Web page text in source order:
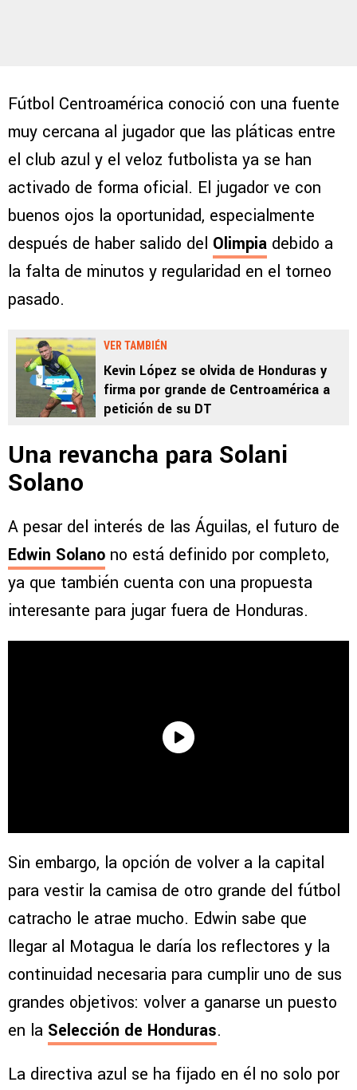
Fútbol Centroamérica conoció con una fuente
muy cercana al jugador que las pláticas entre
el club azul y el veloz futbolista ya se han
activado de forma oficial. El jugador ve con
buenos ojos la oportunidad, especialmente
después de haber salido del Olimpia debido a
la falta de minutos y regularidad en el torneo
pasado.
VER TAMBIÉN
Kevin López se olvida de Honduras y
firma por grande de Centroamérica a
petición de su DT
Una revancha para Solani
Solano
A pesar del interés de las Águilas, el futuro de
Edwin Solano no está definido por completo,
ya que también cuenta con una propuesta
interesante para jugar fuera de Honduras.
Sin embargo, la opción de volver a la capital
para vestir la camisa de otro grande del fútbol
catracho le atrae mucho. Edwin sabe que
llegar al Motagua le daría los reflectores y la
continuidad necesaria para cumplir uno de sus
grandes objetivos: volver a ganarse un puesto
en la Selección de Honduras.
La directiva azul se ha fijado en él no solo por